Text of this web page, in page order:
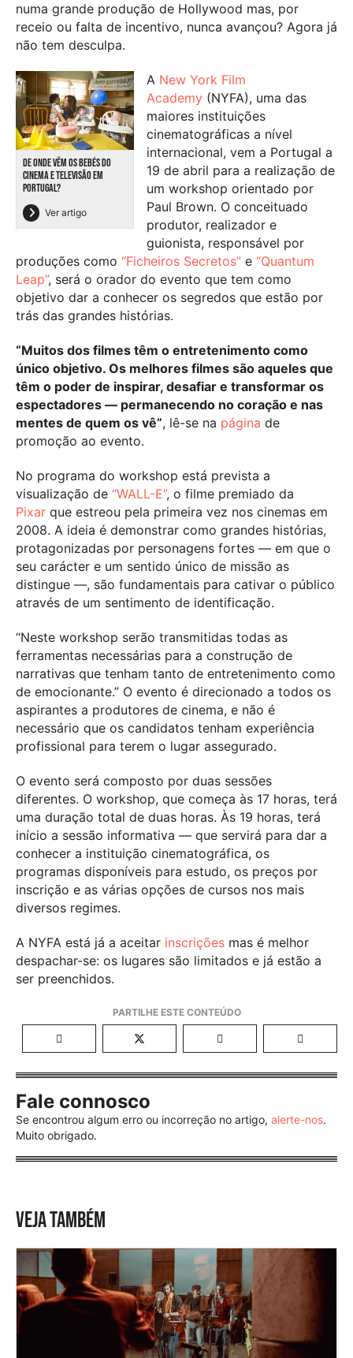
numa grande produção de Hollywood mas, por
receio ou falta de incentivo, nunca avançou? Agora já
não tem desculpa.
DE ONDE VÊM OS BEBÉS DO
CINEMA E TELEVISÃO EM
PORTUGAL?
Ver artigo
A New York Film
Academy (NYFA), uma das
maiores instituições
cinematográficas a nível
internacional, vem a Portugal a
19 de abril para a realização de
um workshop orientado por
Paul Brown. O conceituado
produtor, realizador e
guionista, responsável por
produções como “Ficheiros Secretos” e “Quantum
Leap”, será o orador do evento que tem como
objetivo dar a conhecer os segredos que estão por
trás das grandes histórias.
“Muitos dos filmes têm o entretenimento como
único objetivo. Os melhores filmes são aqueles que
têm o poder de inspirar, desafiar e transformar os
espectadores — permanecendo no coração e nas
mentes de quem os vê”, lê-se na página de
promoção ao evento.
No programa do workshop está prevista a
visualização de “WALL-E”, o filme premiado da
Pixar que estreou pela primeira vez nos cinemas em
2008. A ideia é demonstrar como grandes histórias,
protagonizadas por personagens fortes — em que o
seu carácter e um sentido único de missão as
distingue —, são fundamentais para cativar o público
através de um sentimento de identificação.
“Neste workshop serão transmitidas todas as
ferramentas necessárias para a construção de
narrativas que tenham tanto de entretenimento como
de emocionante.” O evento é direcionado a todos os
aspirantes a produtores de cinema, e não é
necessário que os candidatos tenham experiência
profissional para terem o lugar assegurado.
O evento será composto por duas sessões
diferentes. O workshop, que começa às 17 horas, terá
uma duração total de duas horas. Às 19 horas, terá
início a sessão informativa — que servirá para dar a
conhecer a instituição cinematográfica, os
programas disponíveis para estudo, os preços por
inscrição e as várias opções de cursos nos mais
diversos regimes.
A NYFA está já a aceitar inscrições mas é melhor
despachar-se: os lugares são limitados e já estão a
ser preenchidos.
Fale connosco
Se encontrou algum erro ou incorreção no artigo, alerte-nos.
Muito obrigado.
VEJA TAMBÉM